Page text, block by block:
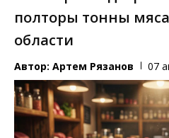
полторы тонны
области
Автор: Артем Рязанов 07